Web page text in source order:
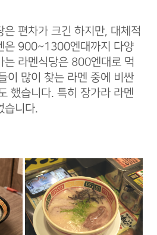
은 편차가 크긴 하지만, 대체적
은 900~1300엔대까지 다양
는 라멘식당은 800엔대로 먹
이 많이 찾는 라멘 중에 비싼
했습니다. 특히 장가라 라멘
습니다.